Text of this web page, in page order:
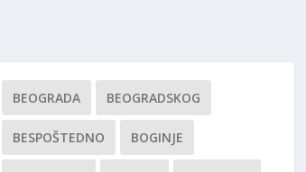
BEOGRADA BEOGRADSKOG
BESPOŠTEDNO BOGINJE